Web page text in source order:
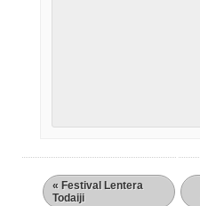
« Festival Lentera
Todaiji